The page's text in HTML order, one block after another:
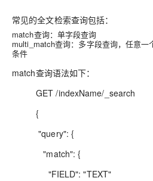
常见的全文检索查询包括：
match查询：单字段查询
multi_match查询：多字段查询，任意
条件
match查询语法如下：
GET /indexName/_search
{
"query": {
"match": {
"FIELD": "TEXT"